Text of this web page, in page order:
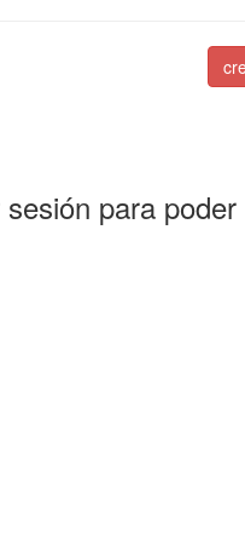
para poder